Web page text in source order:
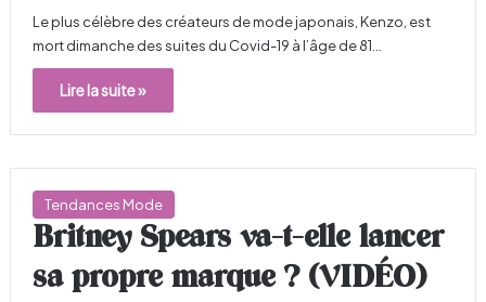
Le plus célèbre des créateurs de mode japonais, Kenzo, est
mort dimanche des suites du Covid-19 à l’âge de 81…
Lire la suite »
Tendances Mode
Britney Spears va-t-elle lancer
sa propre marque ? (VIDÉO)